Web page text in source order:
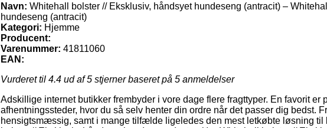
Navn: Whitehall bolster // Eksklusiv, håndsyet hundeseng (antracit) –
hundeseng (antracit)
Kategori: Hjemme
Producent:
Varenummer: 41811060
EAN:
Vurderet til 4.4 ud af 5 stjerner baseret på 5 anmeldelser
Adskillige internet butikker frembyder i vore dage flere fragttyper. En favorit
afhentningssteder, hvor du så selv henter din ordre når det passer dig bedst.
hensigtsmæssig, samt i mange tilfælde ligeledes den mest letkøbte løsning til